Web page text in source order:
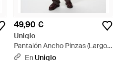
49,90 €
Uniqlo
Pantalón Ancho Pinzas (Largo) -
Blanco
EnUniqlo